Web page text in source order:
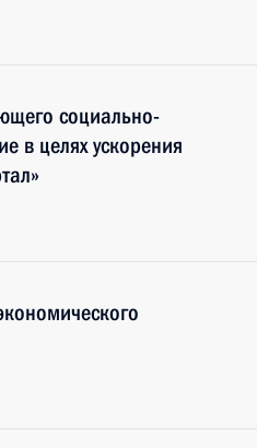
социально-
в целях ускорения